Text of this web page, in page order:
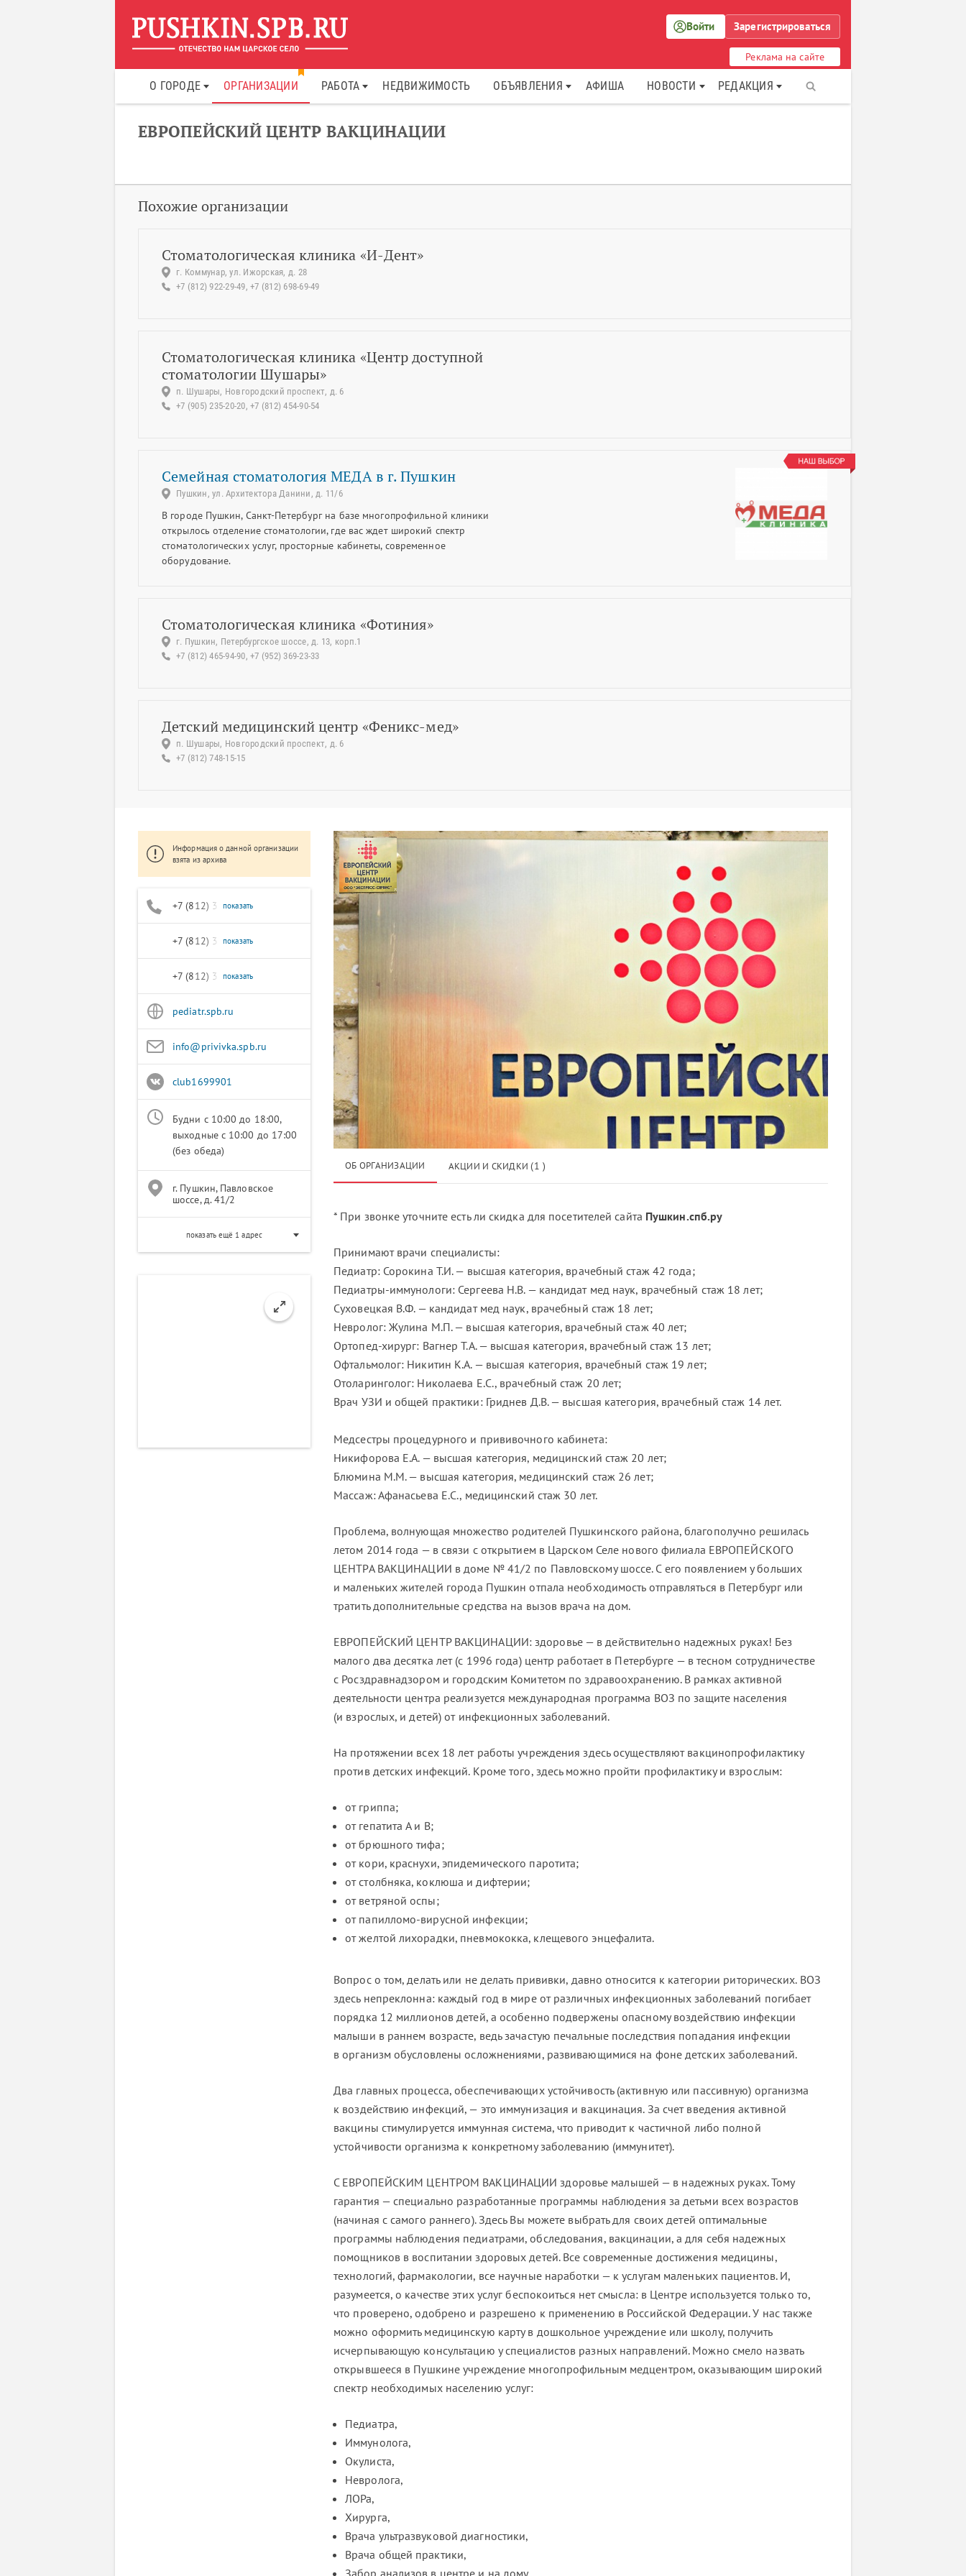
Войти Зарегистрироваться
Реклама на сайте
О ГОРОДЕ ОРГАНИЗАЦИИ РАБОТА НЕДВИЖИМОСТЬ ОБЪЯВЛЕНИЯ АФИША НОВОСТИ РЕДАКЦИЯ
ЕВРОПЕЙСКИЙ ЦЕНТР ВАКЦИНАЦИИ
Похожие организации
Стоматологическая клиника «И-Дент»
г. Коммунар, ул. Ижорская, д. 28
+7 (812) 922-29-49, +7 (812) 698-69-49
Стоматологическая клиника «Центр доступной
стоматологии Шушары»
п. Шушары, Новгородский проспект, д. 6
+7 (905) 235-20-20, +7 (812) 454-90-54
Семейная стоматология МЕДА в г. Пушкин
Пушкин, ул. Архитектора Данини, д. 11/6
В городе Пушкин, Санкт-Петербург на базе многопрофильной клиники
открылось отделение стоматологии, где вас ждет широкий спектр
стоматологических услуг, просторные кабинеты, современное
оборудование.
Стоматологическая клиника «Фотиния»
г. Пушкин, Петербургское шоссе, д. 13, корп.1
+7 (812) 465-94-90, +7 (952) 369-23-33
Детский медицинский центр «Феникс-мед»
п. Шушары, Новгородский проспект, д. 6
+7 (812) 748-15-15
ОБ ОРГАНИЗАЦИИ АКЦИИ И СКИДКИ(1 )
* При звонке уточните есть ли скидка для посетителей сайта Пушкин.спб.ру
Принимают врачи специалисты:
Педиатр: Сорокина Т.И. — высшая категория, врачебный стаж 42 года;
Педиатры-иммунологи: Сергеева Н.В. — кандидат мед наук, врачебный стаж 18 лет;
Суховецкая В.Ф. — кандидат мед наук, врачебный стаж 18 лет;
Невролог: Жулина М.П. — высшая категория, врачебный стаж 40 лет;
Ортопед-хирург: Вагнер Т.А. — высшая категория, врачебный стаж 13 лет;
Офтальмолог: Никитин К.А. — высшая категория, врачебный стаж 19 лет;
Отоларинголог: Николаева Е.С., врачебный стаж 20 лет;
Врач УЗИ и общей практики: Гриднев Д.В. — высшая категория, врачебный стаж 14 лет.
Медсестры процедурного и прививочного кабинета:
Никифорова Е.А. — высшая категория, медицинский стаж 20 лет;
Блюмина М.М. — высшая категория, медицинский стаж 26 лет;
Массаж: Афанасьева Е.С., медицинский стаж 30 лет.
Проблема, волнующая множество родителей Пушкинского района, благополучно решилась
летом 2014 года — в связи с открытием в Царском Селе нового филиала ЕВРОПЕЙСКОГО
ЦЕНТРА ВАКЦИНАЦИИ в доме № 41/2 по Павловскому шоссе. С его появлением у больших
и маленьких жителей города Пушкин отпала необходимость отправляться в Петербург или
тратить дополнительные средства на вызов врача на дом.
ЕВРОПЕЙСКИЙ ЦЕНТР ВАКЦИНАЦИИ: здоровье — в действительно надежных руках! Без
малого два десятка лет (с 1996 года) центр работает в Петербурге — в тесном сотрудничестве
с Росздравнадзором и городским Комитетом по здравоохранению. В рамках активной
деятельности центра реализуется международная программа ВОЗ по защите населения
(и взрослых, и детей) от инфекционных заболеваний.
На протяжении всех 18 лет работы учреждения здесь осуществляют вакцинопрофилактику
против детских инфекций. Кроме того, здесь можно пройти профилактику и взрослым:
от гриппа;
от гепатита A и B;
от брюшного тифа;
от кори, краснухи, эпидемического паротита;
от столбняка, коклюша и дифтерии;
от ветряной оспы;
от папилломо-вирусной инфекции;
от желтой лихорадки, пневмококка, клещевого энцефалита.
Вопрос о том, делать или не делать прививки, давно относится к категории риторических. ВОЗ
здесь непреклонна: каждый год в мире от различных инфекционных заболеваний погибает
порядка 12 миллионов детей, а особенно подвержены опасному воздействию инфекции
малыши в раннем возрасте, ведь зачастую печальные последствия попадания инфекции
в организм обусловлены осложнениями, развивающимися на фоне детских заболеваний.
Два главных процесса, обеспечивающих устойчивость (активную или пассивную) организма
к воздействию инфекций, — это иммунизация и вакцинация. За счет введения активной
вакцины стимулируется иммунная система, что приводит к частичной либо полной
устойчивости организма к конкретному заболеванию (иммунитет).
С ЕВРОПЕЙСКИМ ЦЕНТРОМ ВАКЦИНАЦИИ здоровье малышей — в надежных руках. Тому
гарантия — специально разработанные программы наблюдения за детьми всех возрастов
(начиная с самого раннего). Здесь Вы можете выбрать для своих детей оптимальные
программы наблюдения педиатрами, обследования, вакцинации, а для себя надежных
помощников в воспитании здоровых детей. Все современные достижения медицины,
технологий, фармакологии, все научные наработки — к услугам маленьких пациентов. И,
разумеется, о качестве этих услуг беспокоиться нет смысла: в Центре используется только то,
что проверено, одобрено и разрешено к применению в Российской Федерации. У нас также
можно оформить медицинскую карту в дошкольное учреждение или школу, получить
исчерпывающую консультацию у специалистов разных направлений. Можно смело назвать
открывшееся в Пушкине учреждение многопрофильным медцентром, оказывающим широкий
спектр необходимых населению услуг:
Педиатра,
Иммунолога,
Окулиста,
Невролога,
ЛОРа,
Хирурга,
Врача ультразвуковой диагностики,
Врача общей практики,
Забор анализов в центре и на дому
Информация о данной организации
взята из архива
+7 (812) 320-68-51
показать
+7 (812) 327-55-01
показать
+7 (812) 327-56-68
показать
pediatr.spb.ru
info@privivka.spb.ru
club1699901
Будни с 10:00 до 18:00,
выходные с 10:00 до 17:00
(без обеда)
г. Пушкин, Павловское
шоссе, д. 41/2
показать ещё 1 адрес